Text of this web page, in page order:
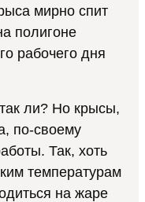
рабочего дня
ли? Но крысы,
по-своему
Так, хоть
температурам
на жаре